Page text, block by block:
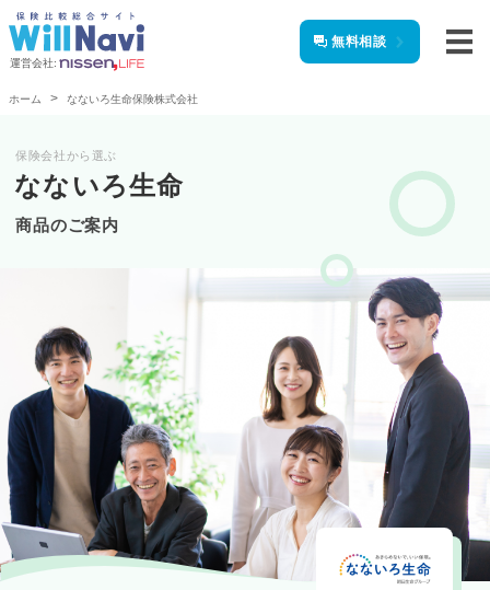
運営会社:
無料相談
ホーム なないろ生命保険株式会社
保険会社から選ぶ
なないろ生命
商品のご案内